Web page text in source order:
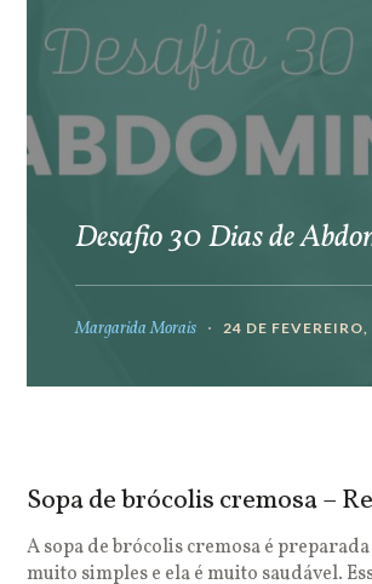
Desafio 30 Dias de
Margarida Morais 24 DE
Sopa de brócolis cremosa –
A sopa de brócolis cremosa é
muito simples e ela é muito saudável.